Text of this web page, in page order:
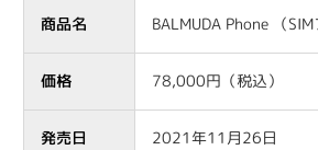
商品名 BALMUDA Phone （SIM
価格 78,000円（税込）
発売日 2021年11月26日